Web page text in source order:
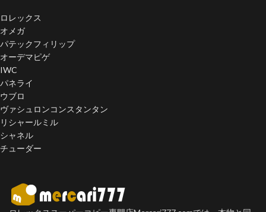
ロレックス
オメガ
パテックフィリップ
オーデマピゲ
IWC
パネライ
ウブロ
ヴァシュロンコンスタンタン
リシャールミル
シャネル
チューダー